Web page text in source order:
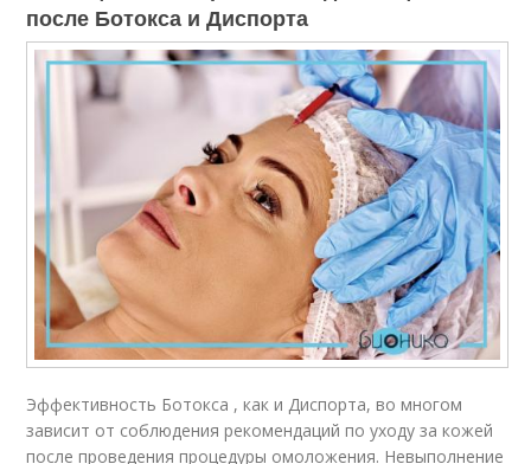
после Ботокса и Диспорта
Эффективность Ботокса , как и Диспорта, во многом
зависит от соблюдения рекомендаций по уходу за кожей
после проведения процедуры омоложения. Невыполнение